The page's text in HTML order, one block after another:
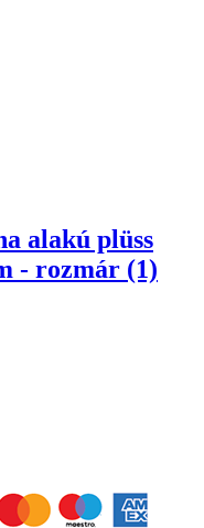
alakú plüss
- rozmár (1)